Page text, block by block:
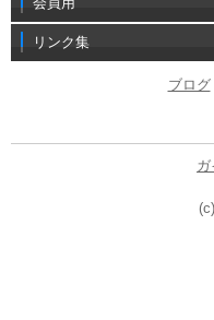
リンク集
ブログ
ガ